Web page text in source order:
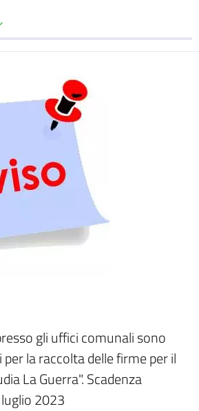
gli uffici comunali sono
la raccolta delle firme per il
La Guerra". Scadenza
2023